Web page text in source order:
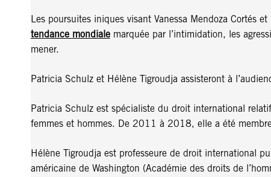
Les poursuites iniques visant Vanessa Mendoza Cortés
tendance mondialemarquée par l’intimidation, les
mener.
Patricia Schulz et Hélène Tigroudja assisteront à
Patricia Schulz est spécialiste du droit international
femmes et hommes. De 2011 à 2018, elle a été
Hélène Tigroudja est professeure de droit international
américaine de Washington (Académie des droits de